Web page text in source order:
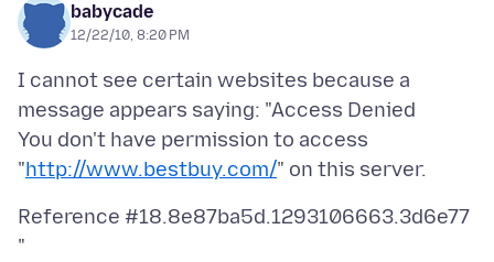
babycade
12/22/10, 8:20 PM
I cannot see certain websites because a
message appears saying: "Access Denied
You don't have permission to access
"http://www.bestbuy.com/
Reference #18.8e87ba5d.1293106663.3d6e77